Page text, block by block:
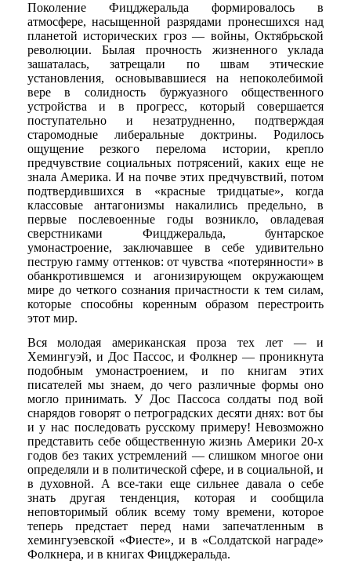
Поколение Фицджеральда формировалось в
атмосфере, насыщенной разрядами пронесшихся над
планетой исторических гроз — войны, Октябрьской
революции. Былая прочность жизненного уклада
зашаталась, затрещали по швам этические
установления, основывавшиеся на непоколебимой
вере в солидность буржуазного общественного
устройства и в прогресс, который совершается
поступательно и незатрудненно, подтверждая
старомодные либеральные доктрины. Родилось
ощущение резкого перелома истории, крепло
предчувствие социальных потрясений, каких еще не
знала Америка. И на почве этих предчувствий, потом
подтвердившихся в «красные тридцатые», когда
классовые антагонизмы накалились предельно, в
первые послевоенные годы возникло, овладевая
сверстниками Фицджеральда, бунтарское
умонастроение, заключавшее в себе удивительно
пеструю гамму оттенков: от чувства «потерянности» в
обанкротившемся и агонизирующем окружающем
мире до четкого сознания причастности к тем силам,
которые способны коренным образом перестроить
этот мир.
Вся молодая американская проза тех лет — и
Хемингуэй, и Дос Пассос, и Фолкнер — проникнута
подобным умонастроением, и по книгам этих
писателей мы знаем, до чего различные формы оно
могло принимать. У Дос Пассоса солдаты под вой
снарядов говорят о петроградских десяти днях: вот бы
и у нас последовать русскому примеру! Невозможно
представить себе общественную жизнь Америки 20-х
годов без таких устремлений — слишком многое они
определяли и в политической сфере, и в социальной, и
в духовной. А все-таки еще сильнее давала о себе
знать другая тенденция, которая и сообщила
неповторимый облик всему тому времени, которое
теперь предстает перед нами запечатленным в
хемингуэевской «Фиесте», и в «Солдатской награде»
Фолкнера, и в книгах Фицджеральда.